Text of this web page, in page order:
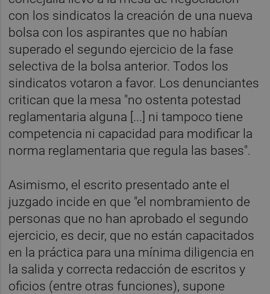
con los sindicatos la creación de una nueva
bolsa con los aspirantes que no habían
superado el segundo ejercicio de la fase
selectiva de la bolsa anterior. Todos los
sindicatos votaron a favor. Los denunciantes
critican que la mesa "no ostenta potestad
reglamentaria alguna [...] ni tampoco tiene
competencia ni capacidad para modificar la
norma reglamentaria que regula las bases".
Asimismo, el escrito presentado ante el
juzgado incide en que "el nombramiento de
personas que no han aprobado el segundo
ejercicio, es decir, que no están capacitados
en la práctica para una mínima diligencia en
la salida y correcta redacción de escritos y
oficios (entre otras funciones), supone